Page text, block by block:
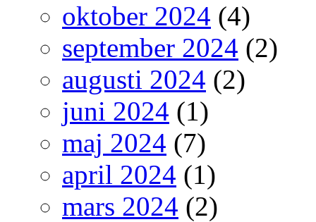
oktober 2024 (4)
september 2024 (2)
augusti 2024 (2)
juni 2024 (1)
maj 2024 (7)
april 2024 (1)
mars 2024 (2)